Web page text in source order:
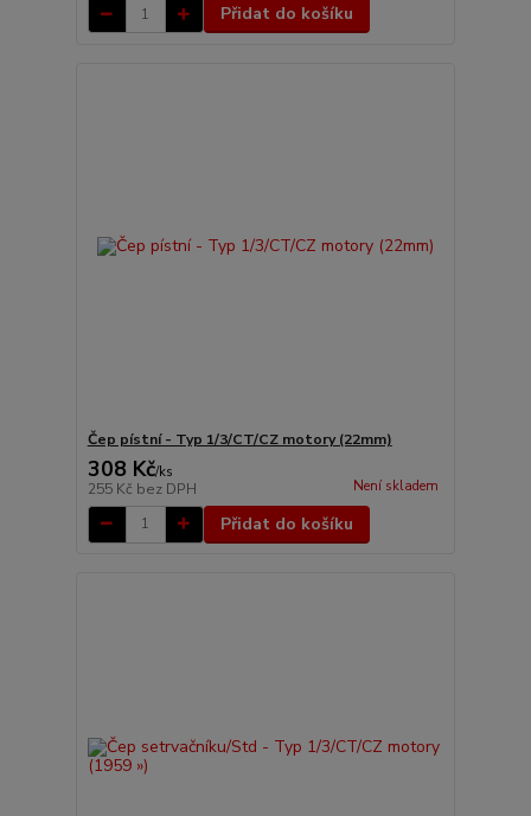
Přidat do košíku
Čep pístní - Typ 1/3/CT/CZ motory (22mm)
308 Kč/ks
255 Kč bez DPH Není skladem
Přidat do košíku